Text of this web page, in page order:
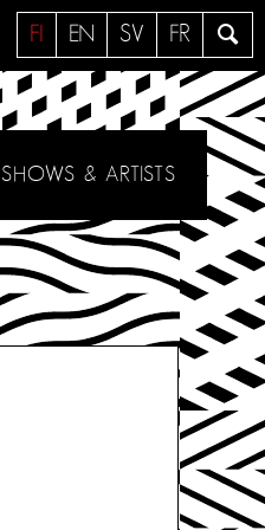
a
e
FI EN SV FR
SHOWS & ARTISTS